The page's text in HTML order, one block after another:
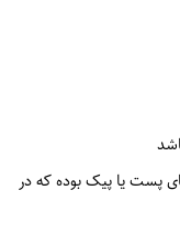
پست یا پیک بوده که در